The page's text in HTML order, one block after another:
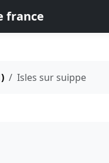
france
Isles sur suippe